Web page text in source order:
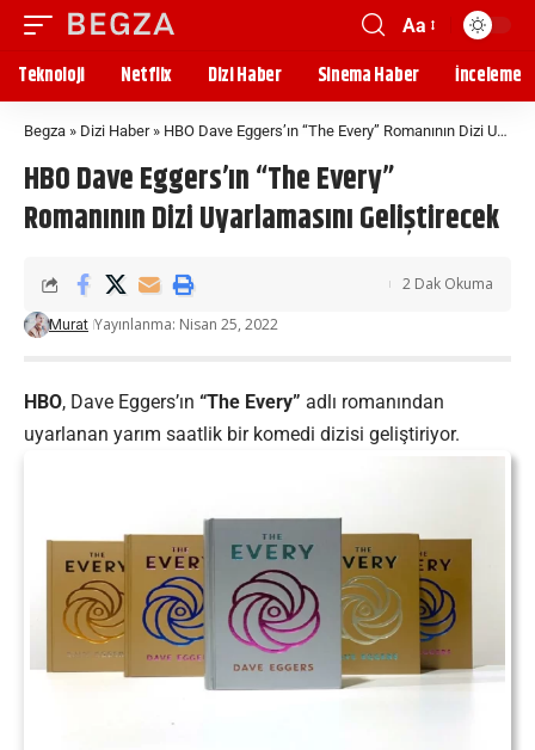
Aa
Teknoloji Netflix Dizi Haber Sinema Haber İnceleme
Begza » Dizi Haber» HBO Dave Eggers’ın “The Every” Romanının Dizi Uyarlamasını Geliştirecek
HBO Dave Eggers’ın “The Every”
Romanının Dizi Uyarlamasını Geliştirecek
Murat Yayınlanma: Nisan 25, 2022
2 Dak Okuma
HBO, Dave Eggers’ın “The Every” adlı romanından
uyarlanan yarım saatlik bir komedi dizisi geliştiriyor.